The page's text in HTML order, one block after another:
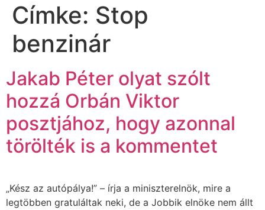
Címke: Stop
benzinár
Jakab Péter olyat szólt
hozzá Orbán Viktor
posztjához, hogy azonnal
törölték is a kommentet
„Kész az autópálya!” – írja a miniszterelnök, mire a
legtöbben gratuláltak neki, de a Jobbik elnöke nem állt